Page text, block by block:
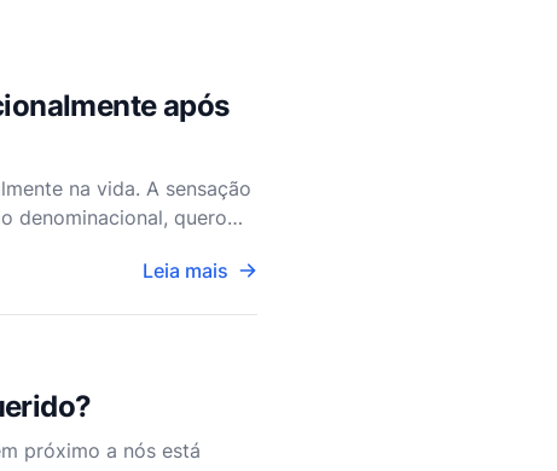
após
na vida. A sensação
denominacional, quero
Leia mais
próximo a nós está